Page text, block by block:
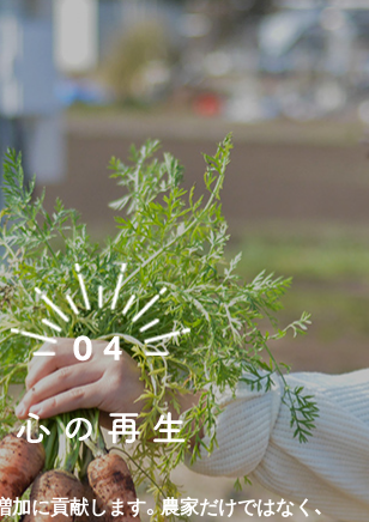
に貢献します。農家だけではなく、